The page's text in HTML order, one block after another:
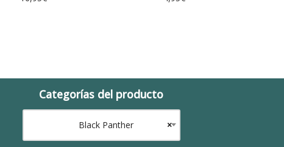
Categorías del producto
×
Black Panther